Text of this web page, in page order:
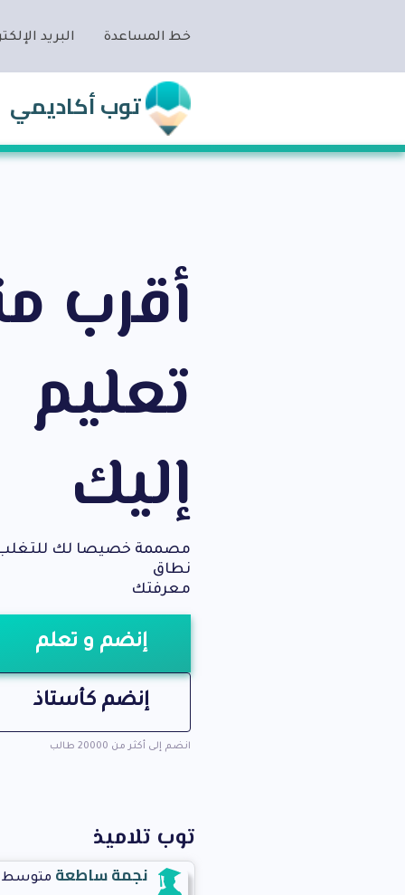
خط المساعدة البريد
توب أكاديمي
أقرب
تعليم
إليك
مصممة خصيصا لك للتغلب
نطاق
معرفتك
إنضم و تعلم
إنضم كأستاذ
انضم إلى أكثر من 20000 طالب
توب تلاميذ
متوسط نجمة ساطعة